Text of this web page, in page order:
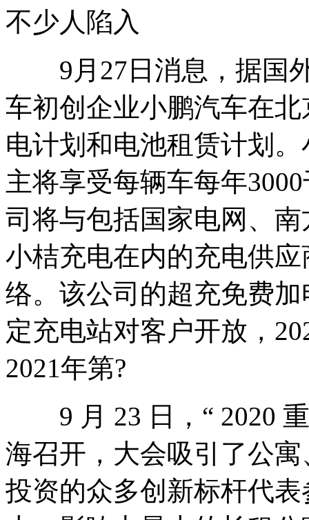
不少人陷入
9月27日消息，据国外
车初创企业小鹏汽车在
电计划和电池租赁计划
主将享受每辆车每年
司将与包括国家电网、
小桔充电在内的充电供
络。该公司的超充免费
定充电站对客户开放，
2021年第?
9 月 23 日，“ 2020 重
海召开，大会吸引了公
投资的众多创新标杆代